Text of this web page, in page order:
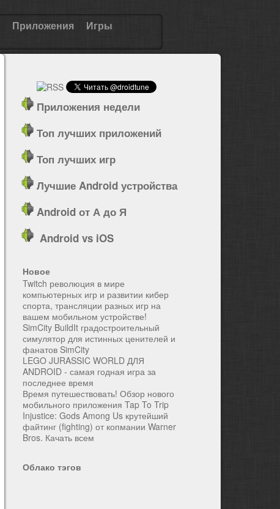
Приложения Игры
Приложения недели
Топ лучших приложений
Топ лучших игр
Лучшие Android устройства
Android от А до Я
Android vs iOS
Новое
Twitch революция в мире
компьютерных игр и развитии кибер
спорта, трансляции разных игр на
вашем мобильном устройстве!
SimCity BuildIt градостроительный
симулятор для истинных ценителей и
фанатов SimCity
LEGO JURASSIC WORLD ДЛЯ
ANDROID - самая годная игра за
последнее время
Время путешествовать! Обзор нового
мобильного приложения Tap To Trip
Injustice: Gods Among Us крутейший
файтинг (fighting) от копмании Warner
Bros. Качать всем
Облако тэгов